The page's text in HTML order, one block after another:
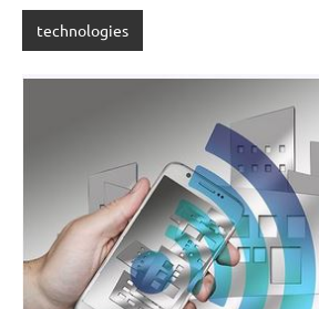
technologies